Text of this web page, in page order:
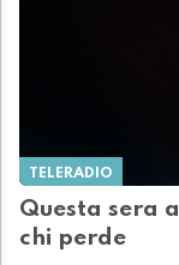
TELERADIO
Questa sera
chi perde